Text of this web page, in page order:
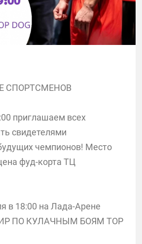
СПОРТСМЕНОВ
приглашаем всех
свидетелями
чемпионов! Место
фуд-корта ТЦ
в 18:00 на Лада-Арене
ПО КУЛАЧНЫМ БОЯМ TOP